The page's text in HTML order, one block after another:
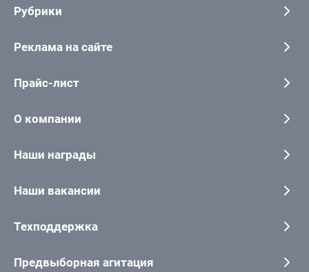
Рубрики
Реклама на сайте
Прайс-лист
О компании
Наши награды
Наши вакансии
Техподдержка
Предвыборная агитация